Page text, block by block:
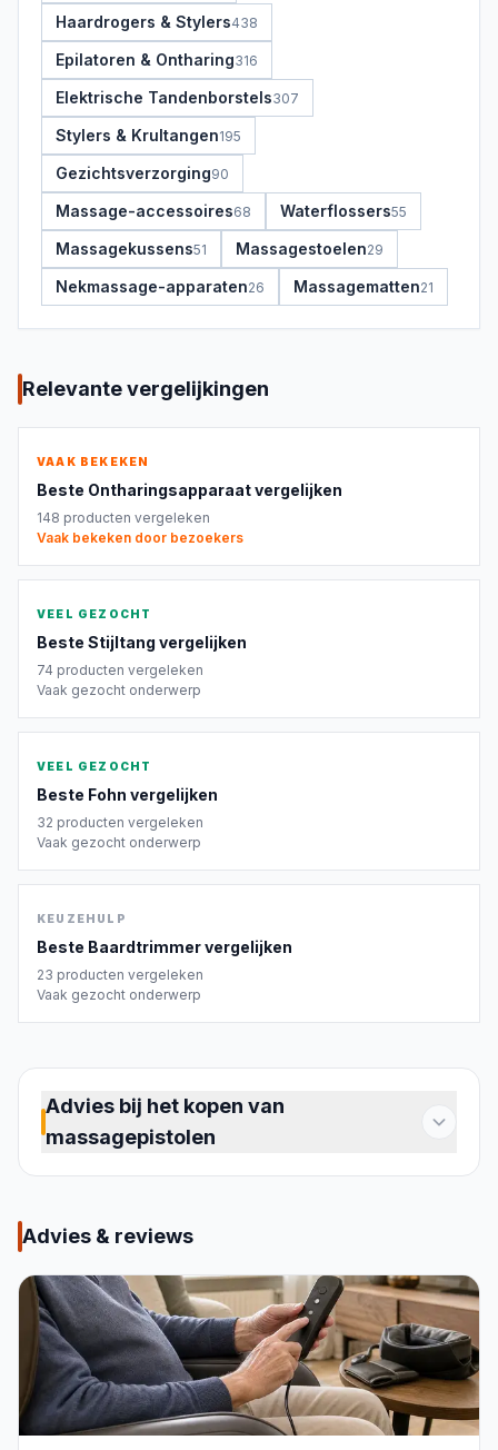
Haardrogers & Stylers438
Epilatoren & Ontharing316
Elektrische Tandenborstels307
Stylers & Krultangen195
Gezichtsverzorging90
Massage-accessoires68 Waterflossers55
Massagekussens51 Massagestoelen29
Nekmassage-apparaten26 Massagematten21
Relevante vergelijkingen
VAAK BEKEKEN
Beste Ontharingsapparaatvergelijken
148 producten vergeleken
Vaak bekeken door bezoekers
VEEL GEZOCHT
Beste Stijltang vergelijken
74 producten vergeleken
Vaak gezocht onderwerp
VEEL GEZOCHT
Beste Fohn vergelijken
32 producten vergeleken
Vaak gezocht onderwerp
KEUZEHULP
Beste Baardtrimmervergelijken
23 producten vergeleken
Vaak gezocht onderwerp
Advies bij het kopen van
massagepistolen
spieren door lang zitten of gewoon wil
ontspannen: een massagepistool bereikt
spierweefsel op een diepte die een gewone
massageroller niet haalt. Toch is niet elk model
geschikt voor elk doel. De markt biedt compacte
varianten voor onderweg, krachtige uitvoeringen
voor intensief gebruik en alles daartussenin. Op
deze pagina lees je wat je moet weten om de
Advies & reviews